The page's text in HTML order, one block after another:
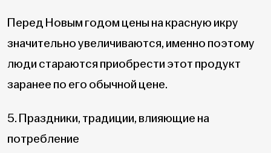
Перед Новым годом цены на красную икру
значительно увеличиваются, именно поэтому
люди стараются приобрести этот продукт
заранее по его обычной цене.
5. Праздники, традиции, влияющие на
потребление